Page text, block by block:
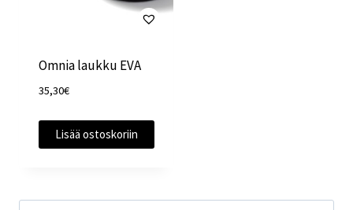
Omnia laukku EVA
35,30€
Lisää ostoskoriin